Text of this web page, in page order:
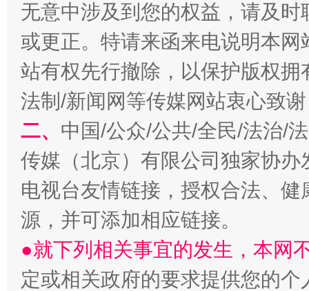
习近平的博鳌关键词
魏明亮
“刷贴”乱象丛生
生
无意中涉及到您的权益，请及
或更正。特请来函来电说明本
站有权先行撤除，以保护版权
法制/新闻网等传媒网站衷心致
二、 中国/公众/公共/全民/法治/
传媒（北京）有限公司独家协
电视台友情链接，授权合法、
源，并可添加相应链接。
●就下列相关事宜的发生，本网
定或相关政府的要求提供您的个